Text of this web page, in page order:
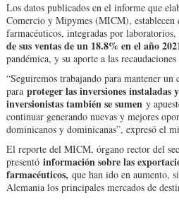
Los datos publicados en el informe que
Comercio y Mipymes (MICM), establecen
farmacéuticos, integradas por
de sus ventas de un 18.8% en el año
pandémica, y su aporte a las
“Seguiremos trabajando para mantener
paraproteger las inversiones instaladas
inversionistas también se sumeny
continuar generando nuevas y mejores
dominicanos y dominicanas”, expresó el
El reporte del MICM, órgano rector del
presentóinformación sobre las
farmacéuticos, que han ido en aumento,
Alemania los principales mercados de